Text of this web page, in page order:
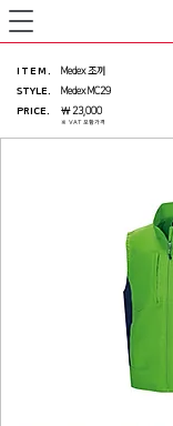
ITEM .
Medex 조끼
STYLE.
Medex MC29
PRICE.
※ VAT 포함가격
￦ 23,000